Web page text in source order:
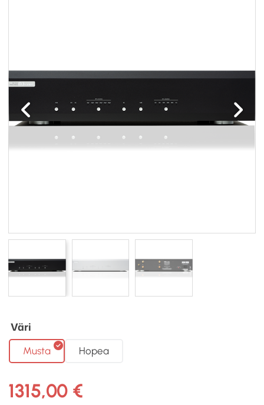
Väri
Musta Hopea
1315,00 €